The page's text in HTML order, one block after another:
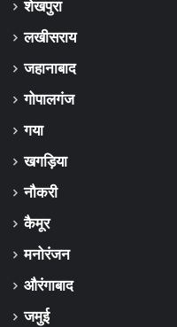
शेखपुरा
लखीसराय
जहानाबाद
गोपालगंज
गया
खगड़िया
नौकरी
कैमूर
मनोरंजन
औरंगाबाद
जमुई